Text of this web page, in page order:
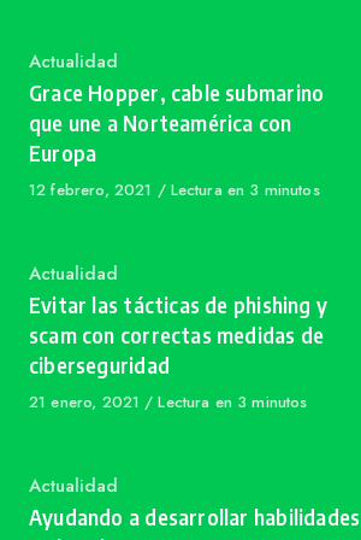
Category
Actualidad
Grace Hopper, cable submarino
que une a Norteamérica con
Europa
Published
12 febrero, 2021 Lectura en 3 minutos
Category
Actualidad
Evitar las tácticas de phishing y
scam con correctas medidas de
ciberseguridad
Published
21 enero, 2021 Lectura en 3 minutos
Category
Actualidad
Ayudando a desarrollar habilidades